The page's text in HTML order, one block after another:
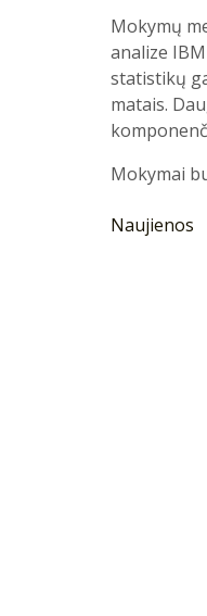
Mokymų
analize
statistikų
matais.
Mokymai
Naujienos